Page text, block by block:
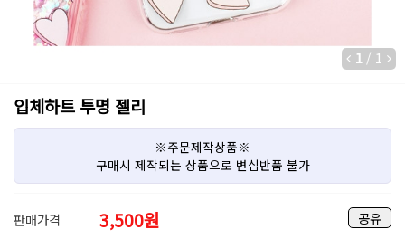
1 / 1
입체하트 투명 젤리
※주문제작상품※
구매시 제작되는 상품으로 변심반품 불가
공유
판매가격 3,500원